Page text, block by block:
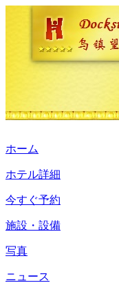
ホーム
ホテル詳細
今すぐ予約
施設・設備
写真
ニュース